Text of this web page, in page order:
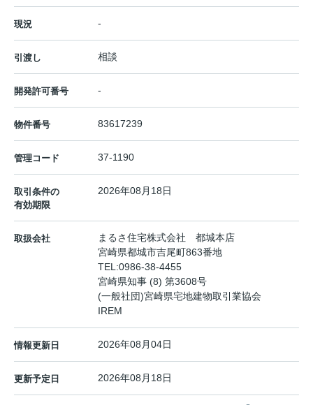
現況 -
引渡し 相談
開発許可番号 -
物件番号 83617239
管理コード 37-1190
取引条件の
有効期限
2026年08月18日
取扱会社
まるさ住宅株式会社 都城本店
宮崎県都城市吉尾町863番地
TEL:0986-38-4455
宮崎県知事 (8) 第3608号
(一般社団)宮崎県宅地建物取引業協会
IREM
情報更新日 2026年08月04日
更新予定日 2026年08月18日